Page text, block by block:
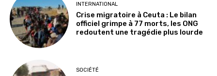
INTERNATIONAL
Crise migratoire à Ceuta : Le bilan
officiel grimpe à 77 morts, les ONG
redoutent une tragédie plus lourde
SOCIÉTÉ